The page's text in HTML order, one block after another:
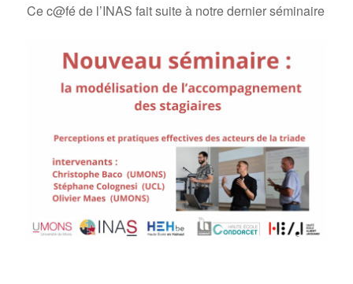
Ce c@fé de l’INAS fait suite à notre dernier séminaire